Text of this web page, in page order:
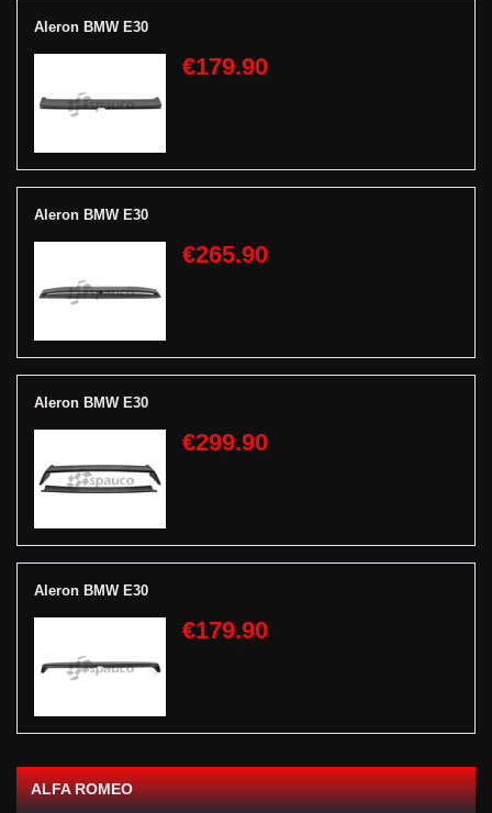
Aleron BMW E30
€179.90
Aleron BMW E30
€265.90
Aleron BMW E30
€299.90
Aleron BMW E30
€179.90
ALFA ROMEO